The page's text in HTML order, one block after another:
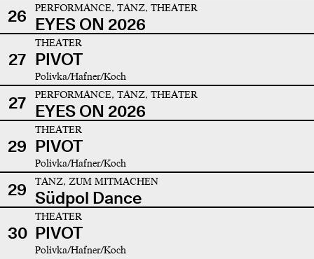
26
PERFORMANCE, TANZ, THEATER
EYES ON 2026
27
THEATER
PIVOT
Polivka/Hafner/Koch
27 PERFORMANCE, TANZ, THEATER
EYES ON 2026
29
THEATER
PIVOT
Polivka/Hafner/Koch
29 TANZ, ZUM MITMACHEN
Südpol Dance
30
THEATER
PIVOT
Polivka/Hafner/Koch